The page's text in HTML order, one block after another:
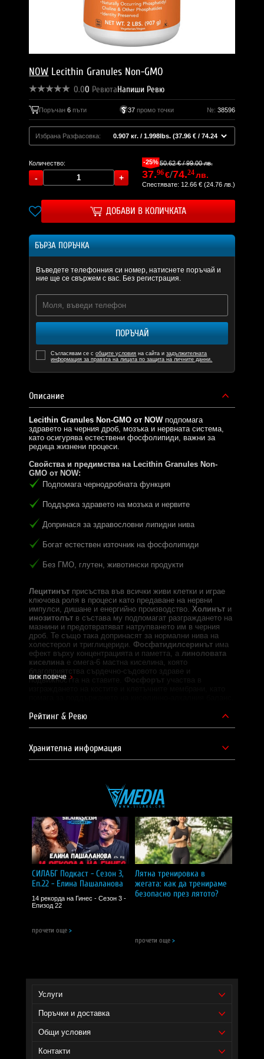
NOW Lecithin Granules Non-GMO
0.00 РевютаНапиши Ревю
Поръчан6 пъти 37промо точки №: 38596
Избрана Разфасовка:
Количество: -25%50.62 € / 99.00 лв.
37.96€/74.24лв.
Спестявате: 12.66 € (24.76 лв.)
ДОБАВИ В КОЛИЧКАТА
БЪРЗА ПОРЪЧКА
Въведете телефонния си номер, натиснете поръчай и
ние ще се свържем с вас. Без регистрация.
ПОРЪЧАЙ
Съгласявам се собщите условия на сайта изадължителната
информация за правата на лицата по защита на личните данни.
Описание
Lecithin Granules Non-GMO от NOWподпомага
здравето на черния дроб, мозъка и нервната система,
като осигурява естествени фосфолипиди, важни за
редица жизнени процеси.
Свойства и предимства на Lecithin Granules Non-
GMOот NOW:
Подпомага чернодробната функция
Поддържа здравето на мозъка и нервите
Допринася за здравословни липидни нива
Богат естествен източник на фосфолипиди
Без ГМО, глутен, животински продукти
Лецитинът присъства във всички живи клетки и играе
ключова роля в процеси като предаване на нервни
импулси, дишане и енергийно производство.Холинът и
инозитолът в състава му подпомагат разграждането на
мазнини и предотвратяват натрупването им в черния
дроб. Те също така допринасят за нормални нива на
холестерол и триглицериди.Фосфатидилсеринът има
ефект върху концентрацията и паметта, алиноловата
киселина е омега-6 мастна киселина, която
благоприятства сърдечно-съдовото здраве и
подвижността на ставите.
Дози в опаковка:
Начин на приемане:1 доза от 1 до 3 пъти дневно.
Може да се смеси с шейк, сок или кисело мляко.
Съдържа естествено фосфатидилхолин, фосфатидил
инозитол, линолова киселина, фосфатидилсерин,
Забележки:
Не съдържа мая, пшеница, глутен, мляко, яйца, риба,
миди или ядки.
Не е заместител на разнообразното хранене.
Да се съхранява на сухо и хладно място след отваряне.
Да се пази далеч от деца.
Уебсайт на производителя -
https://www.nowfoods.com/
виж повече
Рейтинг & Ревю
Хранителна информация
СИЛАБГ Подкаст - Сезон 3,
Еп.22 - Елина Пашаланова
14 рекорда на Гинес - Сезон 3 -
Епизод 22
прочети още >
Лятна тренировка в
жегата: как да тренираме
безопасно през лятото?
прочети още >
Услуги
Поръчки и доставка
Общи условия
Контакти